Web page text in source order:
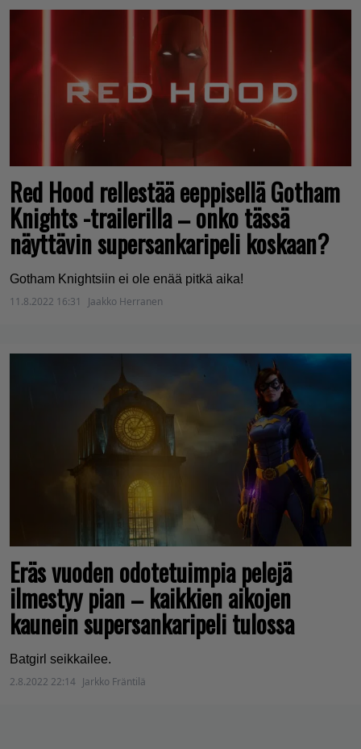
Red Hood rellestää eeppisellä Gotham
Knights -trailerilla – onko tässä
näyttävin supersankaripeli koskaan?
Gotham Knightsiin ei ole enää pitkä aika!
11.8.2022 16:31
Jaakko Herranen
Eräs vuoden odotetuimpia pelejä
ilmestyy pian – kaikkien aikojen
kaunein supersankaripeli tulossa
Batgirl seikkailee.
2.8.2022 22:14 Jarkko Fräntilä